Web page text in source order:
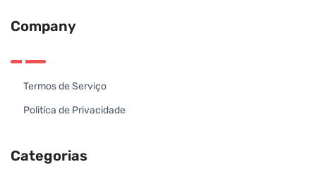
Company
Termos de Serviço
Politíca de Privacidade
Categorias